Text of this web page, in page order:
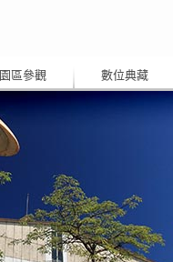
園區參觀 數位典藏